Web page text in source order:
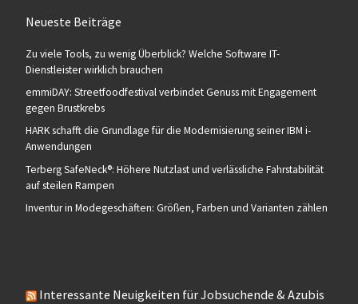
Neueste Beiträge
Zu viele Tools, zu wenig Überblick? Welche Software IT-
Dienstleister wirklich brauchen
emmiDAY: Streetfoodfestival verbindet Genuss mit Engagement
gegen Brustkrebs
HARK schafft die Grundlage für die Modernisierung seiner IBM i-
Anwendungen
Terberg SafeNeck®: Höhere Nutzlast und verlässliche Fahrstabilität
auf steilen Rampen
Inventur in Modegeschäften: Größen, Farben und Varianten zählen
Interessante Neuigkeiten für Jobsuchende & Azubis